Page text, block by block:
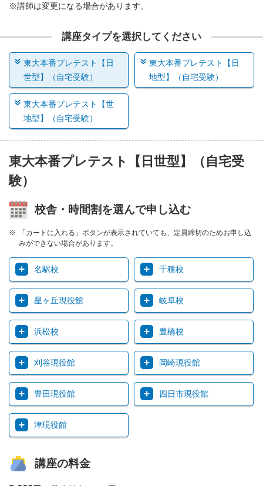
※講師は変更になる場合があります。
講座タイプを選択してください
東大本番プレテスト【日
世型】（自宅受験）
東大本番プレテスト【日世型】（自宅受
験）
校舎・時間割を選んで申し込む
「カートに入れる」ボタンが表示されていても、定員締切のためお申し込
みができない場合があります。
名駅校 千種校
星ヶ丘現役館 岐阜校
浜松校 豊橋校
刈谷現役館 岡崎現役館
豊田現役館 四日市現役館
津現役館
講座の料金
東大本番プレテスト【日
地型】（自宅受験）
東大本番プレテスト【世
地型】（自宅受験）